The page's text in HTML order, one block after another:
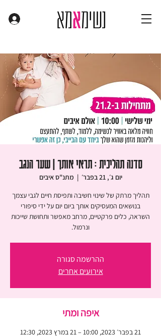
סדנה תהליכית : תראי אותך | שער הנגב
יום ג׳, 21 בפבר׳
  |
מתנ"ס איבים
תהליך מרתק של שינוי חשיבה ותפיסת חיים לגבי עצמך
בנושאים המעסיקים אותך ביום יום על ידי סיפורי
השראה, כלים פרקטיים, מרחב מאפשר ותחושת שייכות
ונרמול.
ההרשמה סגורה
אירועים אחרים
איפה ומתי
21 בפבר׳ 2023, 10:00 – 21 במרץ 2023, 12:30